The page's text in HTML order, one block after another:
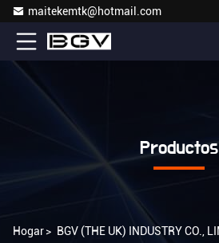
maitekemtk@hotmail.com
Productos
Hogar>